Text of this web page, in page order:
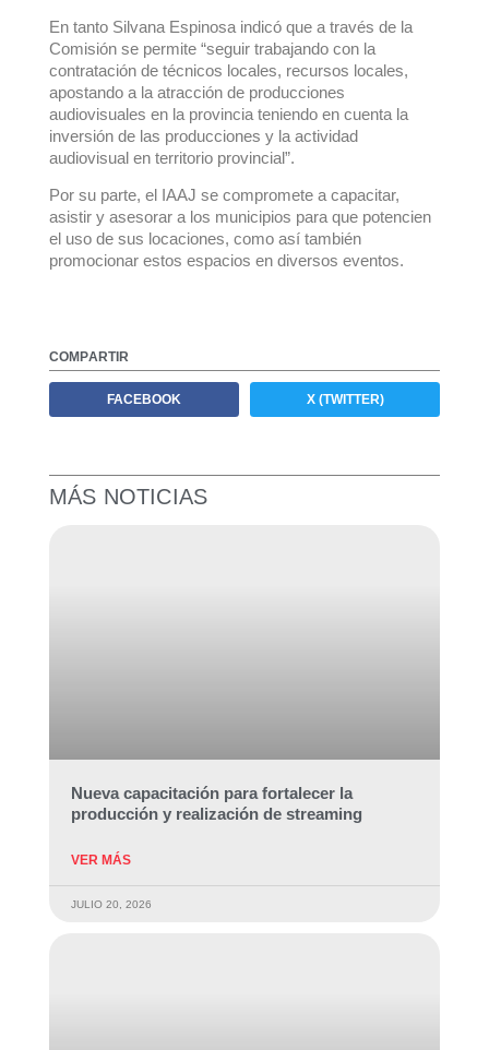
En tanto Silvana Espinosa indicó que a través de la
Comisión se permite “seguir trabajando con la
contratación de técnicos locales, recursos locales,
apostando a la atracción de producciones
audiovisuales en la provincia teniendo en cuenta la
inversión de las producciones y la actividad
audiovisual en territorio provincial”.
Por su parte, el IAAJ se compromete a capacitar,
asistir y asesorar a los municipios para que potencien
el uso de sus locaciones, como así también
promocionar estos espacios en diversos eventos.
COMPARTIR
FACEBOOK X (TWITTER)
MÁS NOTICIAS
Nueva capacitación para fortalecer la
producción y realización de streaming
VER MÁS
JULIO 20, 2026